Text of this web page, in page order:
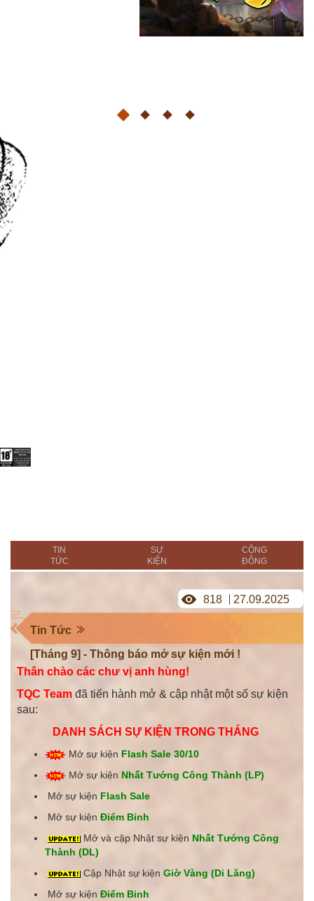
TIN
TỨC
SỰ
KIỆN
CỘNG
ĐỒNG
Tin Tức
[Tháng 9] - Thông báo mở sự kiện mới !
818 27.09.2025
Thân chào các chư vị anh hùng!
TQC Team đã tiến hành mở & cập nhật một số sự kiện
sau:
DANH SÁCH SỰ KIỆN TRONG THÁNG
Mở sự kiện Flash Sale 30/10
Mở sự kiện Nhất Tướng Công Thành (LP)
Mở sự kiện Flash Sale
Mở sự kiện Điểm Binh
Mở và cập Nhật sự kiện Nhất Tướng Công
Thành (DL)
Cập Nhật sự kiệnGiờ Vàng (Di Lăng)
Mở sự kiện Điểm Binh